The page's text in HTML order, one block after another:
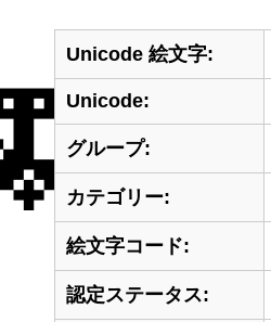
Unicode 絵文字:
Unicode:
グループ:
カテゴリー:
絵文字コード:
認定ステータス: